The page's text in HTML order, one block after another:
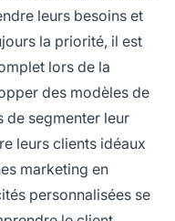
leurs besoins et
la priorité, il est
lors de la
des modèles de
de segmenter leur
leurs clients idéaux
marketing en
personnalisées se